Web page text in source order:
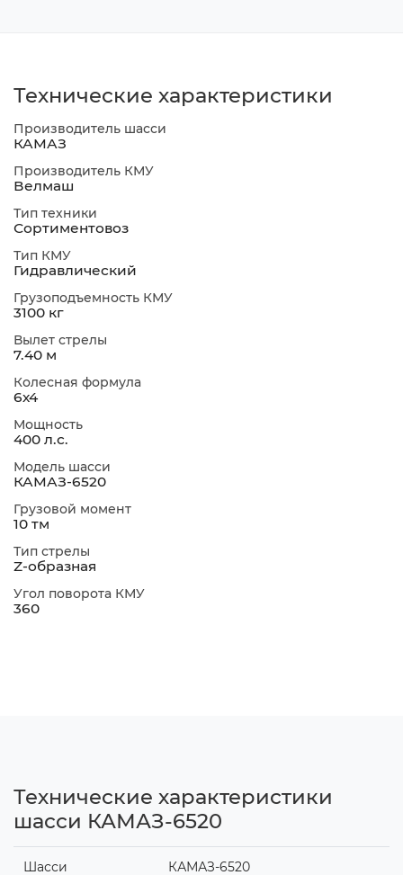
Технические характеристики
Производитель шасси
КАМАЗ
Производитель КМУ
Велмаш
Тип техники
Сортиментовоз
Тип КМУ
Гидравлический
Грузоподъемность КМУ
3100 кг
Вылет стрелы
7.40 м
Колесная формула
6х4
Мощность
400 л.с.
Модель шасси
КАМАЗ-6520
Грузовой момент
10 тм
Тип стрелы
Z-образная
Угол поворота КМУ
360
Технические характеристики
шасси КАМАЗ-6520
Шасси КАМАЗ-6520